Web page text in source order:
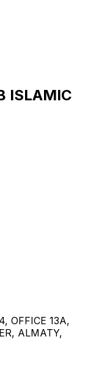
ISLAMIC
OFFICE 13A,
ALMATY,